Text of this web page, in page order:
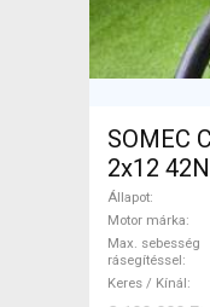
SOMEC
2x12
_Más
Állapot
Motor márka
Max. sebesség
rásegítéssel
Keres / Kínál